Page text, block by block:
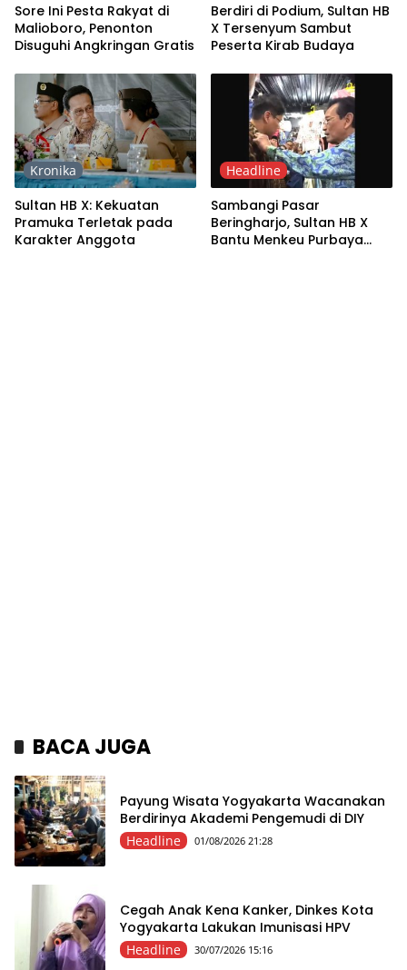
Sore Ini Pesta Rakyat di
Malioboro, Penonton
Disuguhi Angkringan Gratis
Berdiri di Podium, Sultan HB
X Tersenyum Sambut
Peserta Kirab Budaya
Kronika
Sultan HB X: Kekuatan
Pramuka Terletak pada
Karakter Anggota
Headline
Sambangi Pasar
Beringharjo, Sultan HB X
Bantu Menkeu Purbaya
BACA JUGA
Payung Wisata Yogyakarta Wacanakan
Berdirinya Akademi Pengemudi di DIY
Headline 01/08/2026 21:28
Cegah Anak Kena Kanker, Dinkes Kota
Yogyakarta Lakukan Imunisasi HPV
Headline 30/07/2026 15:16